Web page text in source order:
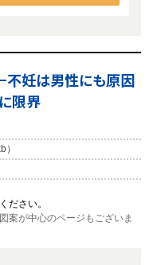
不妊は男性にも原因
限界
ださい。
案が中心のページもございま